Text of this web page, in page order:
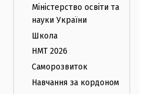
Міністерство освіти та
науки України
Школа
НМТ 2026
Саморозвиток
Навчання за кордоном